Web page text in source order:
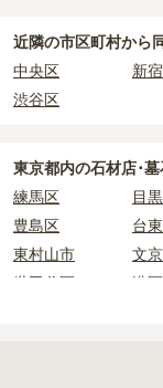
近隣の市区町村から
中央区
新
渋谷区
東京都内の石材店･
練馬区
目
豊島区
台
東村山市
文
世田谷区
港区
町